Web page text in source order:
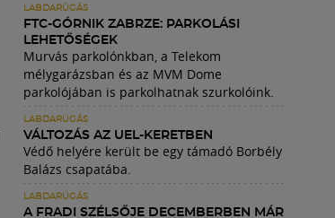
LABDARÚGÁS
FTC-GÓRNIK ZABRZE: PARKOLÁSI
LEHETŐSÉGEK
Murvás parkolónkban, a Telekom
mélygarázsban és az MVM Dome
parkolójában is parkolhatnak szurkolóink.
LABDARÚGÁS
VÁLTOZÁS AZ UEL-KERETBEN
Védő helyére került be egy támadó Borbély
Balázs csapatába.
LABDARÚGÁS
A FRADI SZÉLSŐJE DECEMBERBEN MÁR